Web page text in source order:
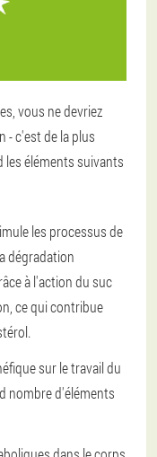
vous ne devriez
- c'est de la plus
éléments suivants
les processus de
dégradation
à l'action du suc
ce qui contribue
sur le travail du
nombre d'éléments